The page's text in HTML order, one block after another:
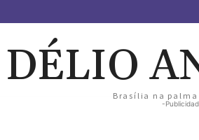
DÉLIO
Brasília na palma
-